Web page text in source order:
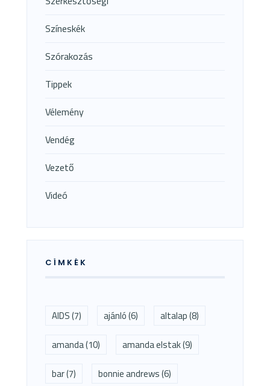
Színeskék
Szórakozás
Tippek
Vélemény
Vendég
Vezető
Videó
CÍMKÉK
AIDS(7) ajánló(6) altalap(8)
amanda(10) amanda elstak(9)
bar(7) bonnie andrews(6)